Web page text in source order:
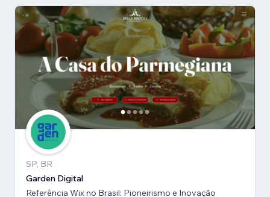
SP, BR
Garden Digital
Referência Wix no Brasil: Pioneirismo e Inovação